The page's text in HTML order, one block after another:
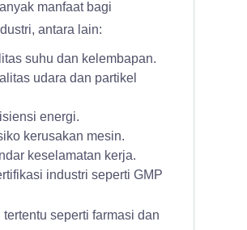
manfaat bagi
antara lain:
suhu dan kelembapan.
udara dan partikel
energi.
kerusakan mesin.
keselamatan kerja.
industri seperti GMP
seperti farmasi dan